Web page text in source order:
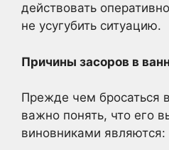
действовать
не усугубить ситуацию.
Причины засоров в
Прежде чем бросаться
важно понять, что его
виновниками являются: